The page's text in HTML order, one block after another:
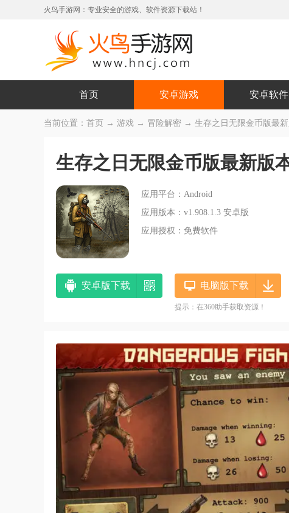
火鸟手游网：专业安全的游戏、软件资源下载站！
首页 安卓游戏 安卓软件
当前位置： 首页 → 游戏 → 冒险解密 → 生存之日无限金币版最新
生存之日无限金币版最新版
应用平台：Android
应用版本：v1.908.1.3 安卓版
应用授权：免费软件
安卓版下载 电脑版下载
提示：在360助手获取资源！